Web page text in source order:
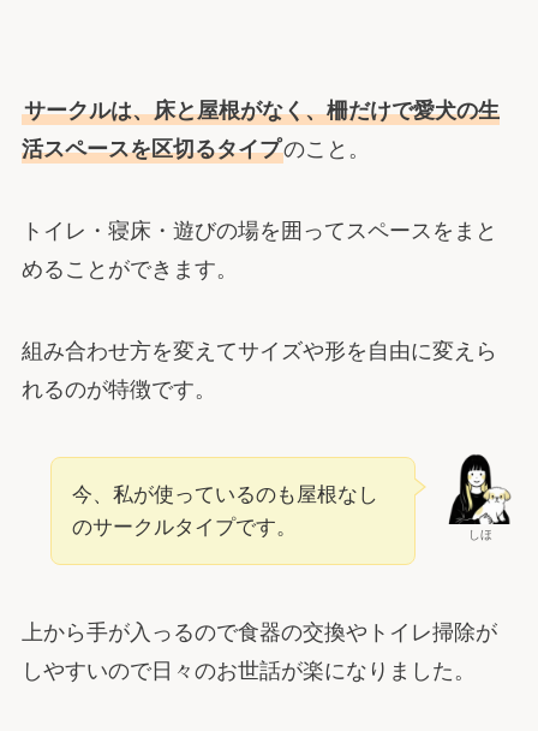
サークルは、床と屋根がなく、柵だけで愛犬の生
活スペースを区切るタイプのこと。
トイレ・寝床・遊びの場を囲ってスペースをまと
めることができます。
組み合わせ方を変えてサイズや形を自由に変えら
れるのが特徴です。
しほ
今、私が使っているのも屋根なし
のサークルタイプです。
上から手が入っるので食器の交換やトイレ掃除が
しやすいので日々のお世話が楽になりました。